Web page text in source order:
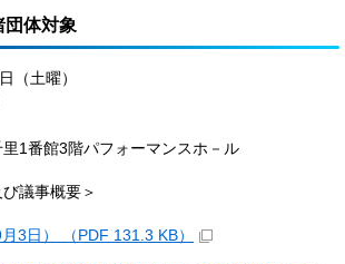
団体対象
（土曜）
1番館3階パフォーマンスホ－ル
議事概要＞
3日） （PDF 131.3 KB）